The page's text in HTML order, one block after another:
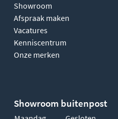
Showroom
Afspraak maken
Vacatures
Kenniscentrum
Onze merken
Showroom buitenpost